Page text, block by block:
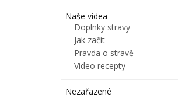
Naše videa
Doplnky stravy
Jak začít
Pravda o stravě
Video recepty
Nezařazené